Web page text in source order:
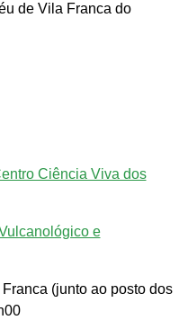
de Vila Franca do
Ciência Viva dos
e
Franca (junto ao posto dos